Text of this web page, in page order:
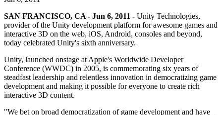
LiveOps
Perspectivas post-lanzamiento y operaciones de juego en vivo
Expande
Adquisición de usuarios
Hazte descubrir y adquiere usuarios móviles
Compras dentro de la aplicación
Gestionar las IAP dentro de la aplicación en tiendas físicas y en el
Venta minorista
Transforma las experiencias en tienda en experiencias en línea
Impulsar la innovación y las experiencias en el automóvil
Ver todas las industrias
Casos de estudio
Historias de éxito en el mundo real
Guías de mejores prácticas
Consejos y trucos de expertos
Demostraciones
Demostraciones, muestras y bloques de construcción
Premios Unity
Celebrando a los creadores de Unity en todo el mundo
Guías prácticas
Consejos prácticos y mejores prácticas
Educación
Para estudiantes
Impulsa tu carrera
Para docentes
Potencia tu enseñanza
SAN FRANCISCO, CA - Jun 6, 2011 - Unity Technologies,
provider of the Unity development platform for awesome games and
interactive 3D on the web, iOS, Android, consoles and beyond,
today celebrated Unity's sixth anniversary.
Unity, launched onstage at Apple's Worldwide Developer
Conference (WWDC) in 2005, is commemorating six years of
steadfast leadership and relentless innovation in democratizing game
development and making it possible for everyone to create rich
interactive 3D content.
"We bet on broad democratization of game development and have